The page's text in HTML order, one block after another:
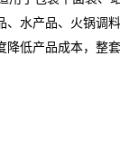
水产品、火锅调
低产品成本，整